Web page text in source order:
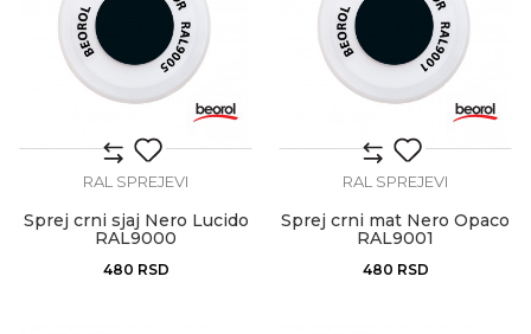
RAL SPREJEVI
Sprej crni sjaj Nero Lucido
RAL9000
480 RSD
RAL SPREJEVI
Sprej crni mat Nero Opaco
RAL9001
480 RSD